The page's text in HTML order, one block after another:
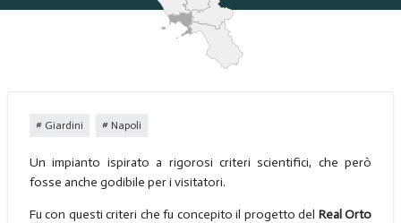
Giardini Napoli
Un impianto ispirato a rigorosi criteri scientifici, che però
fosse anche godibile per i visitatori.
Fu con questi criteri che fu concepito il progetto del Real Orto